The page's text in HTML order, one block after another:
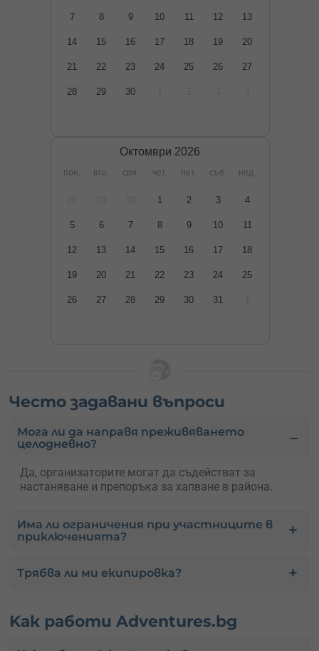
7 8 9 10 11 12 13
14 15 16 17 18 19 20
21 22 23 24 25 26 27
28 29 30
Октомври 2026
пон. вто. сря. чет. пет. съб. нед.
1 2 3 4
5 6 7 8 9 10 11
12 13 14 15 16 17 18
19 20 21 22 23 24 25
26 27 28 29 30 31
Често задавани въпроси
Мога ли да направя преживяването
целодневно?
Да, организаторите могат да съдействат за
настаняване и препоръка за хапване в района.
Има ли ограничения при участниците в
приключенията?
Трябва ли ми екипировка?
Kак работи Adventures.bg